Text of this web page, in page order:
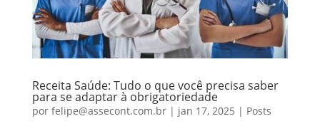
Receita Saúde: Tudo o que você precisa saber
para se adaptar à obrigatoriedade
por felipe@assecont.com.br| jan 17, 2025 | Posts